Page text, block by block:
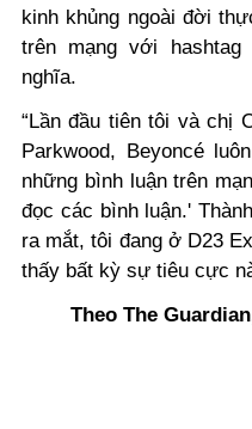
kinh khủng ngoài đời
trên mạng với
nghĩa.
“Lần đầu tiên tôi và chị
Parkwood, Beyoncé
những bình luận trên
đọc các bình luận.'
ra mắt, tôi đang ở D23
thấy bất kỳ sự tiêu cực
Theo The